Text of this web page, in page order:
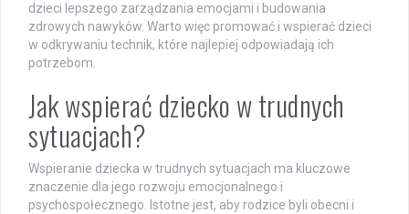
dzieci lepszego zarządzania emocjami i budowania
zdrowych nawyków. Warto więc promować i wspierać dzieci
w odkrywaniu technik, które najlepiej odpowiadają ich
potrzebom.
Jak wspierać dziecko w trudnych
sytuacjach?
Wspieranie dziecka w trudnych sytuacjach ma kluczowe
znaczenie dla jego rozwoju emocjonalnego i
psychospołecznego. Istotne jest, aby rodzice byli obecni i